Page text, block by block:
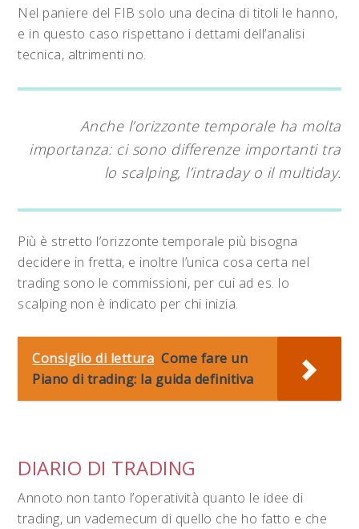
Nel paniere del FIB solo una decina di titoli le hanno,
e in questo caso rispettano i dettami dell’analisi
tecnica, altrimenti no.
Anche l’orizzonte temporale ha molta
importanza: ci sono differenze importanti tra
lo scalping, l’intraday o il multiday.
Più è stretto l’orizzonte temporale più bisogna
decidere in fretta, e inoltre l’unica cosa certa nel
trading sono le commissioni, per cui ad es. lo
scalping non è indicato per chi inizia.
Consiglio di lettura Come fare un
Piano di trading: la guida definitiva
DIARIO DI TRADING
Annoto non tanto l’operatività quanto le idee di
trading, un vademecum di quello che ho fatto e che